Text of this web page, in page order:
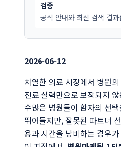
검증
공식 안내와 최신 검색 결
2026-06-12
치열한 의료 시장에서 병원
진료 실력만으로 보장되지
수많은 병원들이 환자의 선
뛰어들지만, 잘못된 파트너
용과 시간을 낭비하는 경우